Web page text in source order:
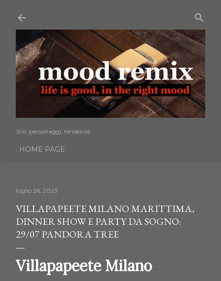
Stili, personaggi, tendenze
HOME PAGE
luglio 26, 2023
VILLAPAPEETE MILANO MARITTIMA,
DINNER SHOW E PARTY DA SOGNO:
29/07 PANDORA TREE
Villapapeete Milano